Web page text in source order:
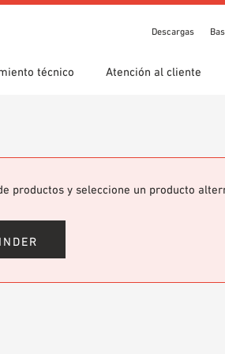
Descargas
técnico Atención al cliente
productos y seleccione un producto